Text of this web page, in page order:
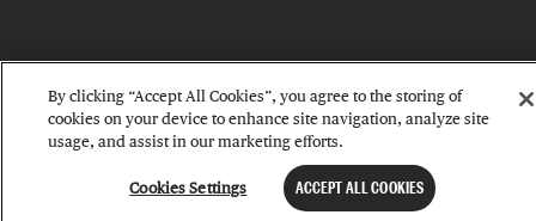
By clicking “Accept All Cookies”, you agree to the storing of
cookies on your device to enhance site navigation, analyze site
usage, and assist in our marketing efforts.
Cookies Settings ACCEPT ALL COOKIES